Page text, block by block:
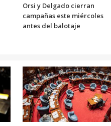
Orsi y Delgado cierran
campañas este miércoles
antes del balotaje